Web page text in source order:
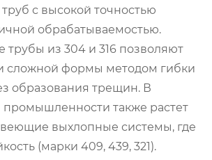
с высокой точностью
обрабатываемостью.
трубы из 304 и 316 позволяют
сложной формы методом гибки
образования трещин. В
также растет
выхлопные системы, где
(марки 409, 439, 321).